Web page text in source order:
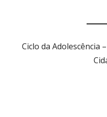
Ciclo da Adolescência